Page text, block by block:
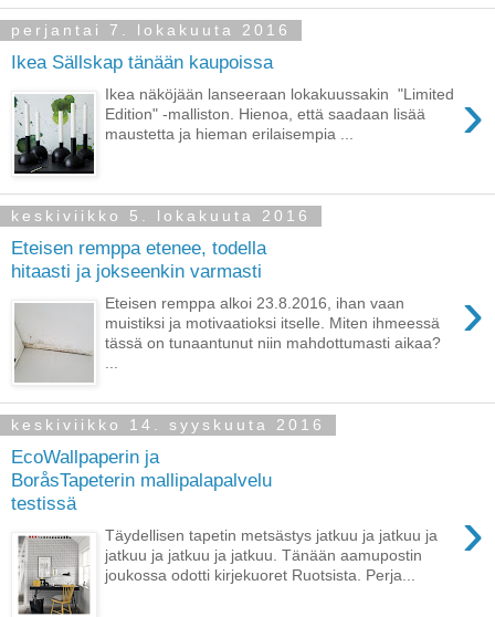
perjantai 7. lokakuuta 2016
Ikea Sällskap tänään kaupoissa
›
Ikea näköjään lanseeraan lokakuussakin "Limited
Edition" -malliston. Hienoa, että saadaan lisää
maustetta ja hieman erilaisempia ...
keskiviikko 5. lokakuuta 2016
Eteisen remppa etenee, todella
hitaasti ja jokseenkin varmasti
›
Eteisen remppa alkoi 23.8.2016, ihan vaan
muistiksi ja motivaatioksi itselle. Miten ihmeessä
tässä on tunaantunut niin mahdottumasti aikaa?
keskiviikko 14. syyskuuta 2016
EcoWallpaperin ja
BoråsTapeterin mallipalapalvelu
testissä
›
Täydellisen tapetin metsästys jatkuu ja jatkuu ja
jatkuu ja jatkuu ja jatkuu. Tänään aamupostin
joukossa odotti kirjekuoret Ruotsista. Perja...